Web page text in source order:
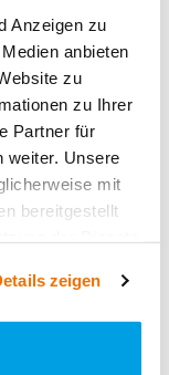
Anzeigen zu
anbieten
zu
zu Ihrer
Partner für
weiter. Unsere
mit
bereitgestellt
zeigen